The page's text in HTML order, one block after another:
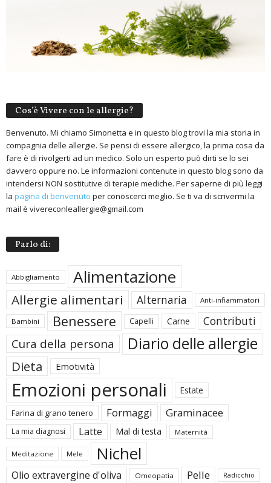
Cos’è Vivere con le allergie?
Benvenuto. Mi chiamo Simonetta e in questo blog trovi la mia storia in
compagnia delle allergie. Se pensi di essere allergico, la prima cosa da
fare è di rivolgerti ad un medico. Solo un esperto può dirti se lo sei
davvero oppure no. Le informazioni contenute in questo blog sono da
intendersi NON sostitutive di terapie mediche. Per saperne di più leggi
la pagina di benvenuto per conoscerci meglio. Se ti va di scrivermi la
mail è vivereconleallergie@gmail.com
Parlo di:
Abbigliamento Alimentazione
Allergie alimentari Alternaria Anti-infiammatori
Bambini Benessere Capelli Carne Contributi
Cura della persona Diario delle allergie
Dieta Emotività
Emozioni personali Estate
Farina di grano tenero Formaggi Graminacee
La mia diagnosi Latte Mal di testa Maternità
Meditazione Mele Nichel
Olio extravergine d'oliva Omeopatia Pelle Radicchio